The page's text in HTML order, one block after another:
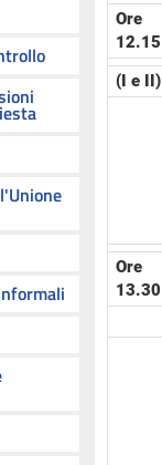
Ore
12.15
(I e II)
Ore
13.30